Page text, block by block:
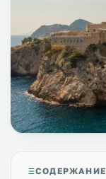
СОДЕРЖАНИЕ